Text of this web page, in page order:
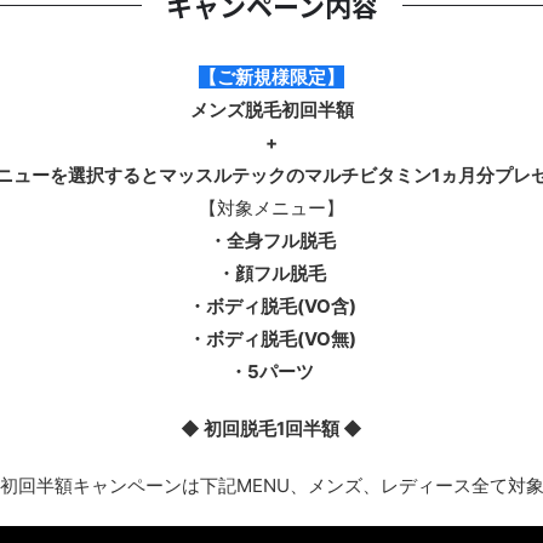
【ご新規様限定】
メンズ脱毛初回半額
+
ューを選択するとマッスルテックのマルチビタミン1ヵ月分プレ
【対象メニュー】
・全身フル脱毛
・顔フル脱毛
・ボディ脱毛(VO含)
・ボディ脱毛(VO無)
・5パーツ
◆ 初回脱毛1回半額 ◆
初回半額キャンペーンは下記MENU、メンズ、レディース全て対象